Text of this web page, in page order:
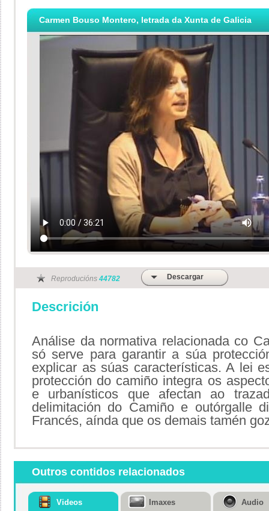
Carmen Bouso Montero, letrada da Xunta de Galicia
Reproducións 44782 Descargar
Descrición
Análise da normativa relacionada co
só serve para garantir a súa
explicar as súas características. A lei
protección do camiño integra os
e urbanísticos que afectan ao
delimitación do Camiño e outórgalle
Francés, aínda que os demais tamén
Outros contidos relacionados
Videos Imaxes Audio